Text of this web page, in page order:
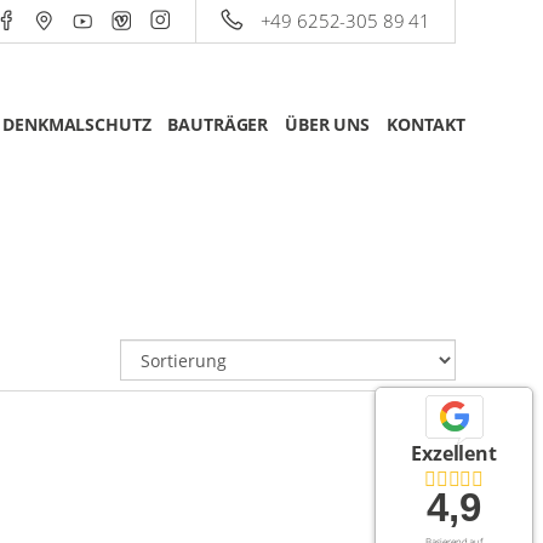
+49 6252-305 89 41
DENKMALSCHUTZ BAUTRÄGER ÜBER UNS KONTAKT
Exzellent
4,9